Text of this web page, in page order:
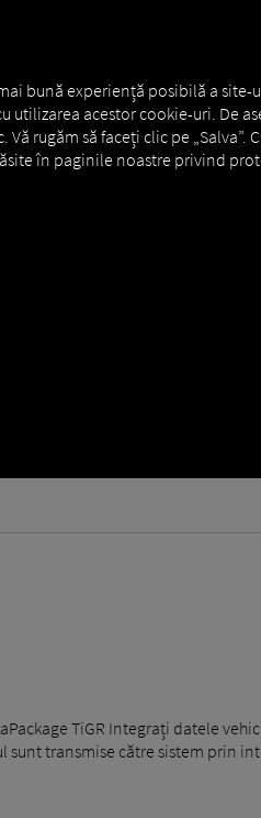
TiGR Integrați datele
transmise către sistem prin
bună experiență posibilă a
utilizarea acestor cookie-uri. De
rugăm să faceți clic pe „Salva”.
în paginile noastre privind